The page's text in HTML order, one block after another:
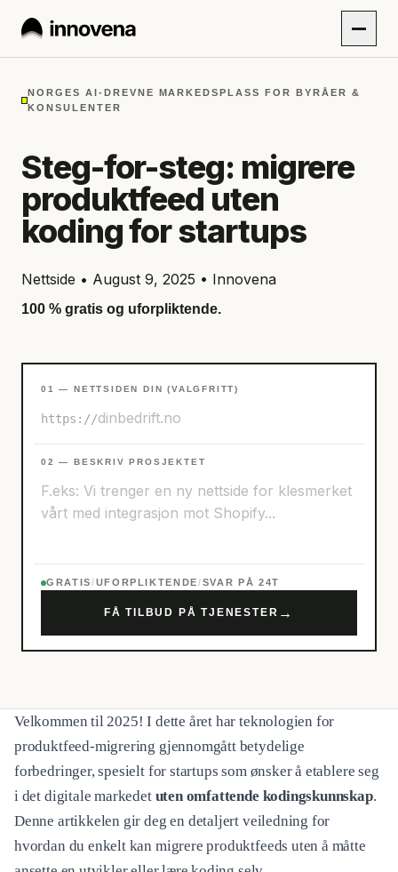
NORGES AI-DREVNE MARKEDSPLASS FOR BYRÅER &
KONSULENTER
Steg-for-steg: migrere
produktfeed uten
koding for startups
Nettside • August 9, 2025 • Innovena
100 % gratis og uforpliktende.
01 — NETTSIDEN DIN (VALGFRITT)
https://
02 — BESKRIV PROSJEKTET
GRATIS/UFORPLIKTENDE/SVAR PÅ 24T
FÅ TILBUD PÅ TJENESTER →
Velkommen til 2025! I dette året har teknologien for
produktfeed-migrering gjennomgått betydelige
forbedringer, spesielt for startups som ønsker å etablere seg
i det digitale markedet uten omfattende kodingskunnskap.
Denne artikkelen gir deg en detaljert veiledning for
hvordan du enkelt kan migrere produktfeeds uten å måtte